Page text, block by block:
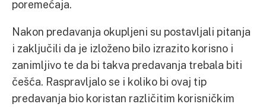
poremećaja.
Nakon predavanja okupljeni su postavljali pitanja
i zaključili da je izloženo bilo izrazito korisno i
zanimljivo te da bi takva predavanja trebala biti
češća. Raspravljalo se i koliko bi ovaj tip
predavanja bio koristan različitim korisničkim